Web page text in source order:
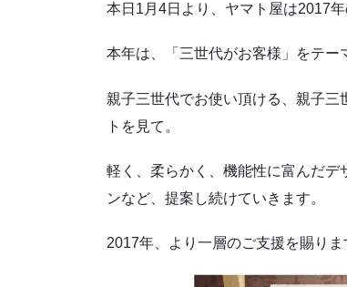
本日1月4日より、ヤマト屋は2017年
本年は、「三世代がお客様」をテー
親子三世代でお使い頂ける、親子
トを見て。
軽く、柔らかく、機能性に富んだデ
ンなど、提案し続けていきます。
2017年、より一層のご支援を賜り